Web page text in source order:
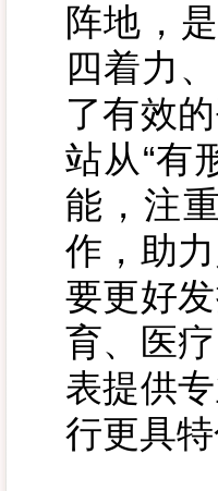
阵地，
四着力
了有效
站从“有
能，注
作，助
要更好
育、医
表提供
行更具特